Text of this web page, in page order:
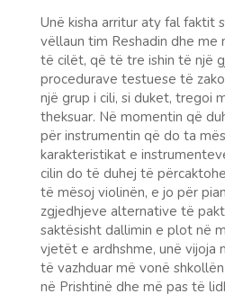
Unë kisha arritur aty fal faktit
vëllaun tim Reshadin dhe
të cilët, që të tre ishin të një
procedurave testuese të
një grup i cili, si duket, tregoi
theksuar. Në momentin që
për instrumentin që do ta
karakteristikat e
cilin do të duhej të
të mësoj violinën, e jo për
zgjedhjeve alternative të
saktësisht dallimin e plot në
vjetët e ardhshme, unë vijoja
të vazhduar më vonë
në Prishtinë dhe më pas të